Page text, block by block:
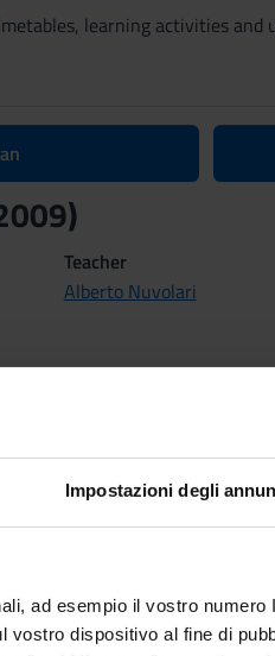
Impostazioni degli
ad esempio il vostro numero
dispositivo al fine di
learning activities
Teacher
Alberto Nuvolari
degree Sport and Exercise
Scientific Disciplinary
- - -
VERONA